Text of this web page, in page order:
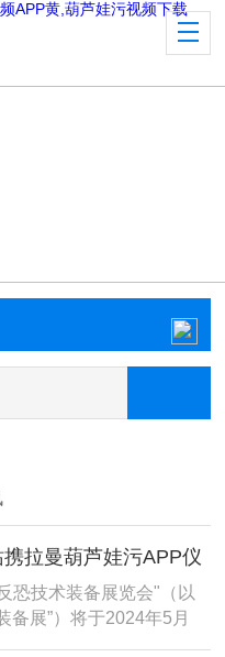
APP黄,葫芦娃污视频下载
拉曼葫芦娃污APP仪
装备展，A区2097
恐技术装备展览会"（以
备展”）将于2024年5月